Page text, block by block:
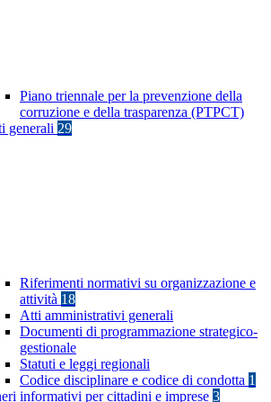
Piano triennale per la prevenzione della
corruzione e della trasparenza (PTPCT)
generali 29
Riferimenti normativi su organizzazione e
attività 18
Atti amministrativi generali
Documenti di programmazione strategico-
gestionale
Statuti e leggi regionali
Codice disciplinare e codice di condotta 1
informativi per cittadini e imprese 3